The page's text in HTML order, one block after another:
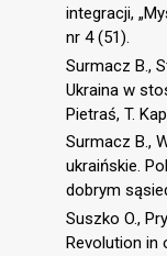
integracji,
nr 4 (51).
Surmacz B.,
Ukraina w
Pietraś, T.
Surmacz B.,
ukraińskie.
dobrym
Suszko O.,
Revolution in